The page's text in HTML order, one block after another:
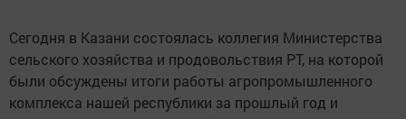
Сегодня в Казани состоялась коллегия Министерства
сельского хозяйства и продовольствия РТ, на которой
были обсуждены итоги работы агропромышленного
комплекса нашей республики за прошлый год и